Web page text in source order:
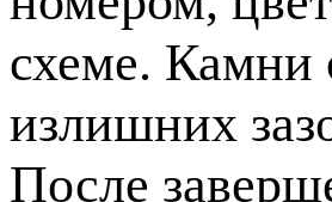
схеме. Камни
излишних
После